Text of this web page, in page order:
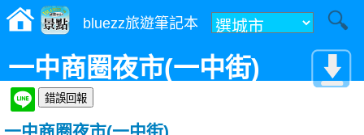
bluezz旅遊筆記本
一中商圈夜市(一中街)